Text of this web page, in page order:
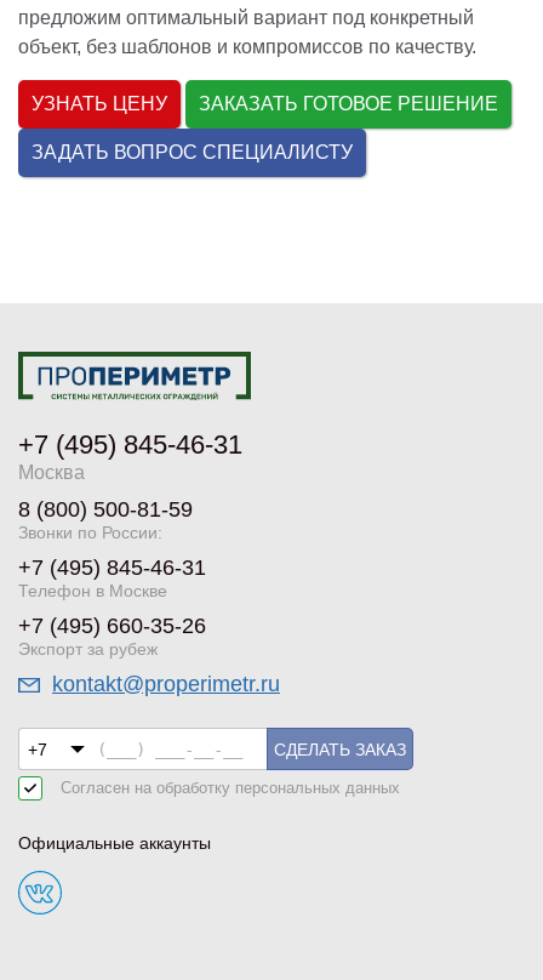
предложим оптимальный вариант под конкретный
объект, без шаблонов и компромиссов по качеству.
УЗНАТЬ ЦЕНУ ЗАКАЗАТЬ ГОТОВОЕ РЕШЕНИЕ
ЗАДАТЬ ВОПРОС СПЕЦИАЛИСТУ
+7 (495) 845-46-31
Москва
8 (800) 500-81-59
Звонки по России:
+7 (495) 845-46-31
Телефон в Москве
+7 (495) 660-35-26
Экспорт за рубеж
kontakt@properimetr.ru
СДЕЛАТЬ ЗАКАЗ
Согласен на обработку персональных данных
Официальные аккаунты